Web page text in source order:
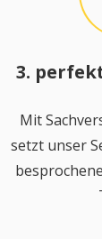
3.
Mit
setzt unser